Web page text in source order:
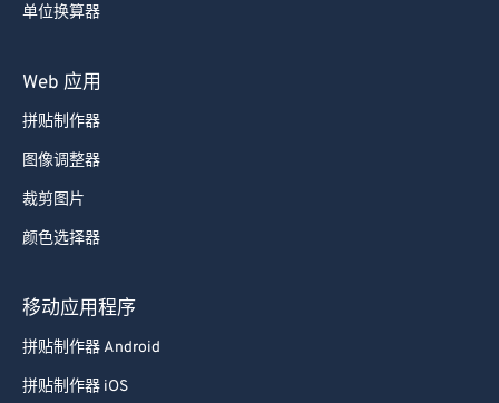
单位换算器
Web 应用
拼贴制作器
图像调整器
裁剪图片
颜色选择器
移动应用程序
拼贴制作器 Android
拼贴制作器 iOS